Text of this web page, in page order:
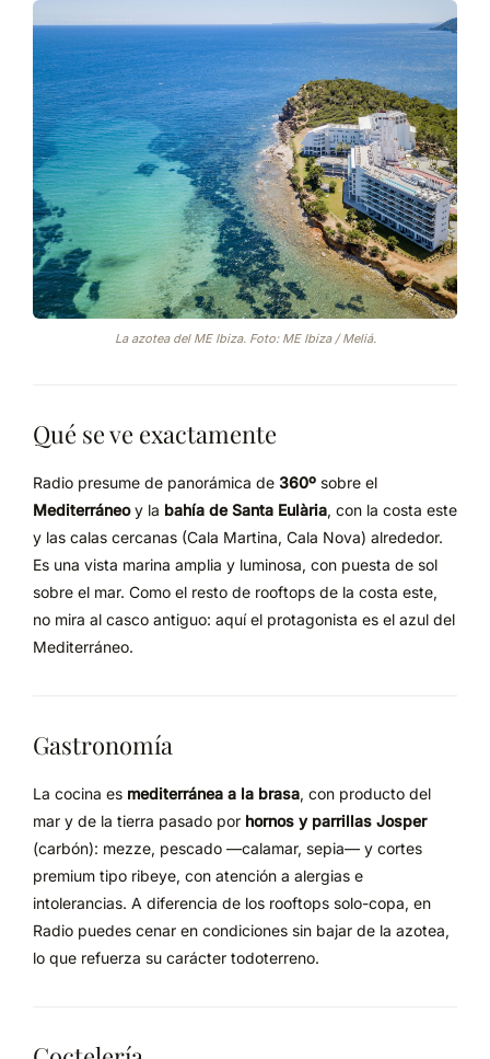
La azotea del ME Ibiza. Foto: ME Ibiza / Meliá.
Qué se ve exactamente
Radio presume de panorámica de 360ºsobre el
Mediterráneoy la bahía de Santa Eulària, con la costa este
y las calas cercanas (Cala Martina, Cala Nova) alrededor.
Es una vista marina amplia y luminosa, con puesta de sol
sobre el mar. Como el resto de rooftops de la costa este,
no mira al casco antiguo: aquí el protagonista es el azul del
Mediterráneo.
Gastronomía
La cocina es mediterránea a la brasa, con producto del
mar y de la tierra pasado por hornos y parrillas Josper
(carbón): mezze, pescado —calamar, sepia— y cortes
premium tipo ribeye, con atención a alergias e
intolerancias. A diferencia de los rooftops solo-copa, en
Radio puedes cenar en condiciones sin bajar de la azotea,
lo que refuerza su carácter todoterreno.